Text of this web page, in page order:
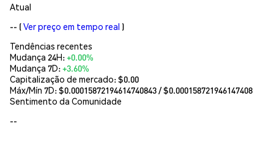
Atual
-- (Ver preço em tempo real )
Tendências recentes
Mudança 24H:+0.00%
Mudança 7D:+3.60%
Capitalização de mercado:$0.00
Máx/Mín 7D: $0.00015872194614740843/ $0.000158721946147408
Sentimento da Comunidade
--